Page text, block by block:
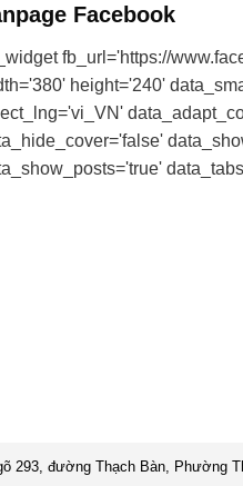
Facebook
fb_url='https://
height='240'
293, đường Thạch Bàn, Phường